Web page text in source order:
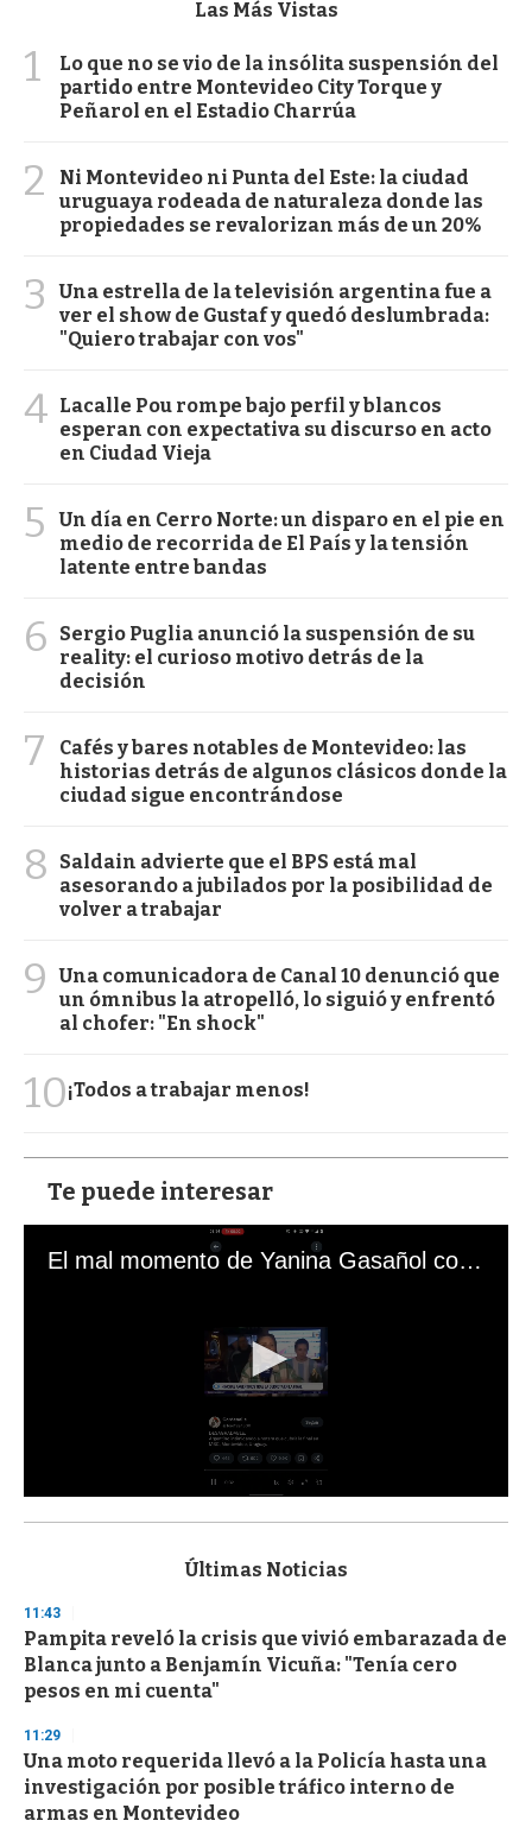
Las Más Vistas
1
Lo que no se vio de la insólita suspensión del
partido entre Montevideo City Torque y
Peñarol en el Estadio Charrúa
2
Ni Montevideo ni Punta del Este: la ciudad
uruguaya rodeada de naturaleza donde las
propiedades se revalorizan más de un 20%
3
Una estrella de la televisión argentina fue a
ver el show de Gustaf y quedó deslumbrada:
"Quiero trabajar con vos"
4 Lacalle Pou rompe bajo perfil y blancos
esperan con expectativa su discurso en acto
en Ciudad Vieja
5
Un día en Cerro Norte: un disparo en el pie en
medio de recorrida de El País y la tensión
latente entre bandas
6
Sergio Puglia anunció la suspensión de su
reality: el curioso motivo detrás de la
decisión
7
Cafés y bares notables de Montevideo: las
historias detrás de algunos clásicos donde la
ciudad sigue encontrándose
8
Saldain advierte que el BPS está mal
asesorando a jubilados por la posibilidad de
volver a trabajar
9
Una comunicadora de Canal 10 denunció que
un ómnibus la atropelló, lo siguió y enfrentó
al chofer: "En shock"
10¡Todos a trabajar menos!
Te puede interesar
El mal momento de Yanina Gasañol con un hincha argentino en "Subrayado"
s
d
s
o
f
3
s
e
c
o
n
Últimas Noticias
11:43
Pampita reveló la crisis que vivió embarazada de
Blanca junto a Benjamín Vicuña: "Tenía cero
pesos en mi cuenta"
11:29
Una moto requerida llevó a la Policía hasta una
investigación por posible tráfico interno de
armas en Montevideo